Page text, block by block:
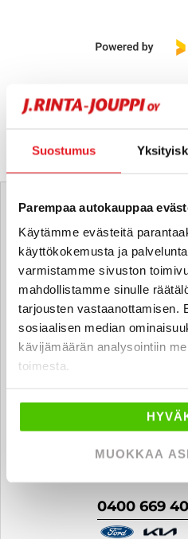
Suostumus
Parempaa autokauppaa
Käytämme evästeitä
käyttökokemusta ja
varmistamme sivuston
mahdollistamme sinulle
tarjousten vastaanottamisen.
sosiaalisen median
kävijämäärän analysointiin
toimesta.
MUOKKAA
Aleksanteri
Automyyjä FI |
040 507
Alexi Salonen
alexi.salonen
0400 669